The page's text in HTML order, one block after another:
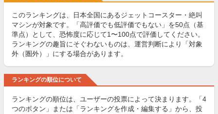
このランキングは、日本全国にあるジェットコースター・絶叫
マシンが対象です。「高評価でも低評価でもない」を50点（基
準点）として、恐怖度に応じて1〜100点で評価してください。
ランキングの趣旨にそぐわないものは、運営判断により「対象
外（圏外）」にする場合があります。
ランキングの順位について
ランキングの順位は、ユーザーの投票によって決まります。「4
つのボタン」または「ランキングを作成・編集する」から、投